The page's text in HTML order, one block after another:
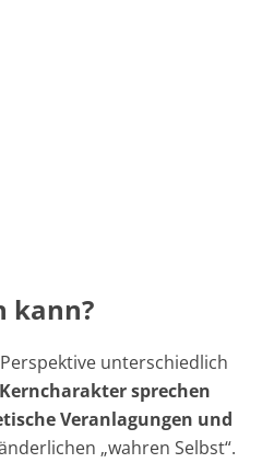
kann?
unterschiedlich
Kerncharakter sprechen
Veranlagungen und
„wahren Selbst“.